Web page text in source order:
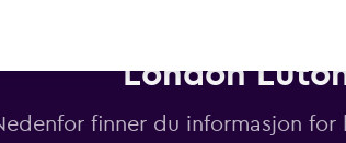
London
finner du informasjon